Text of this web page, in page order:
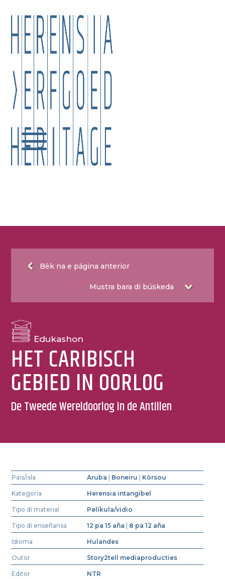
Bèk na e página anterior
Edukashon
HET CARIBISCH
GEBIED IN OORLOG
De Tweede Wereldoorlog in de Antillen
Pais/isla Aruba Boneiru Kòrsou
Kategoria Herensia intangibel
Tipo di material Pelíkula/vidio
Tipo di enseñansa 12 pa 15 aña 8 pa 12 aña
Idioma Hulandes
Outor Story2tell mediaproducties
Editor NTR